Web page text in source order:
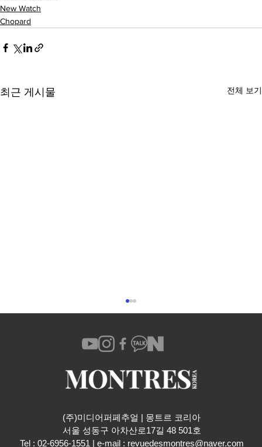
New Watch
Chopard
최근 게시물 전체 보기
IWC 샤프하우젠, 현대백화점 판교점 팝업
(주)미디어퍼페추얼 | 몽트르 코리아
​서울 성동구 아차산로17길 48 501호
Tel : 02-6956-1551 | e-mail : revuedesmontres@naver.com